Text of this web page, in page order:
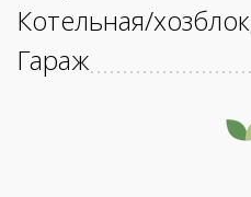
Котельная/хозблок
Гараж